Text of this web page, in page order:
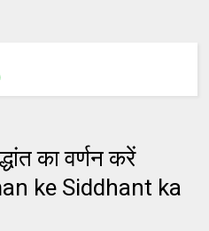
का वर्णन करें
ke Siddhant ka